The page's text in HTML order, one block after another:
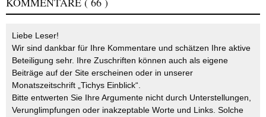
Liebe Leser!
Wir sind dankbar für Ihre Kommentare und schätzen Ihre aktive
Beteiligung sehr. Ihre Zuschriften können auch als eigene
Beiträge auf der Site erscheinen oder in unserer
Monatszeitschrift „Tichys Einblick“.
Bitte entwerten Sie Ihre Argumente nicht durch Unterstellungen,
Verunglimpfungen oder inakzeptable Worte und Links. Solche